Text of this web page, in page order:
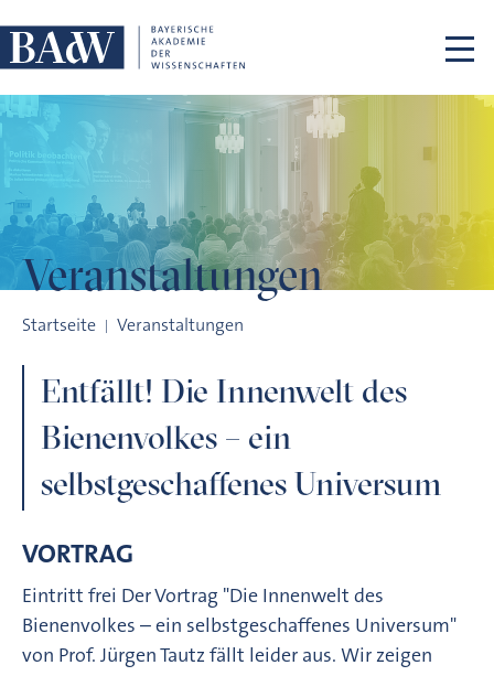
Veranstaltungen
Startseite Veranstaltungen
Entfällt! Die Innenwelt des
Bienenvolkes – ein
selbstgeschaffenes Universum
VORTRAG
Eintritt frei Der Vortrag "Die Innenwelt des
Bienenvolkes – ein selbstgeschaffenes Universum"
von Prof. Jürgen Tautz fällt leider aus. Wir zeigen